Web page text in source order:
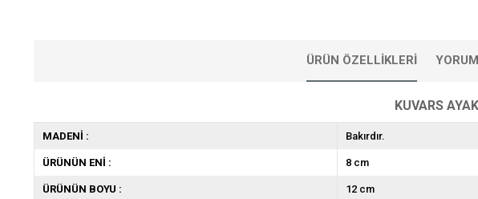
ÜRÜN ÖZELLIKLERI
KUVARS
MADENİ : Bakırdır.
ÜRÜNÜN ENİ : 8 cm
ÜRÜNÜN BOYU : 12 cm